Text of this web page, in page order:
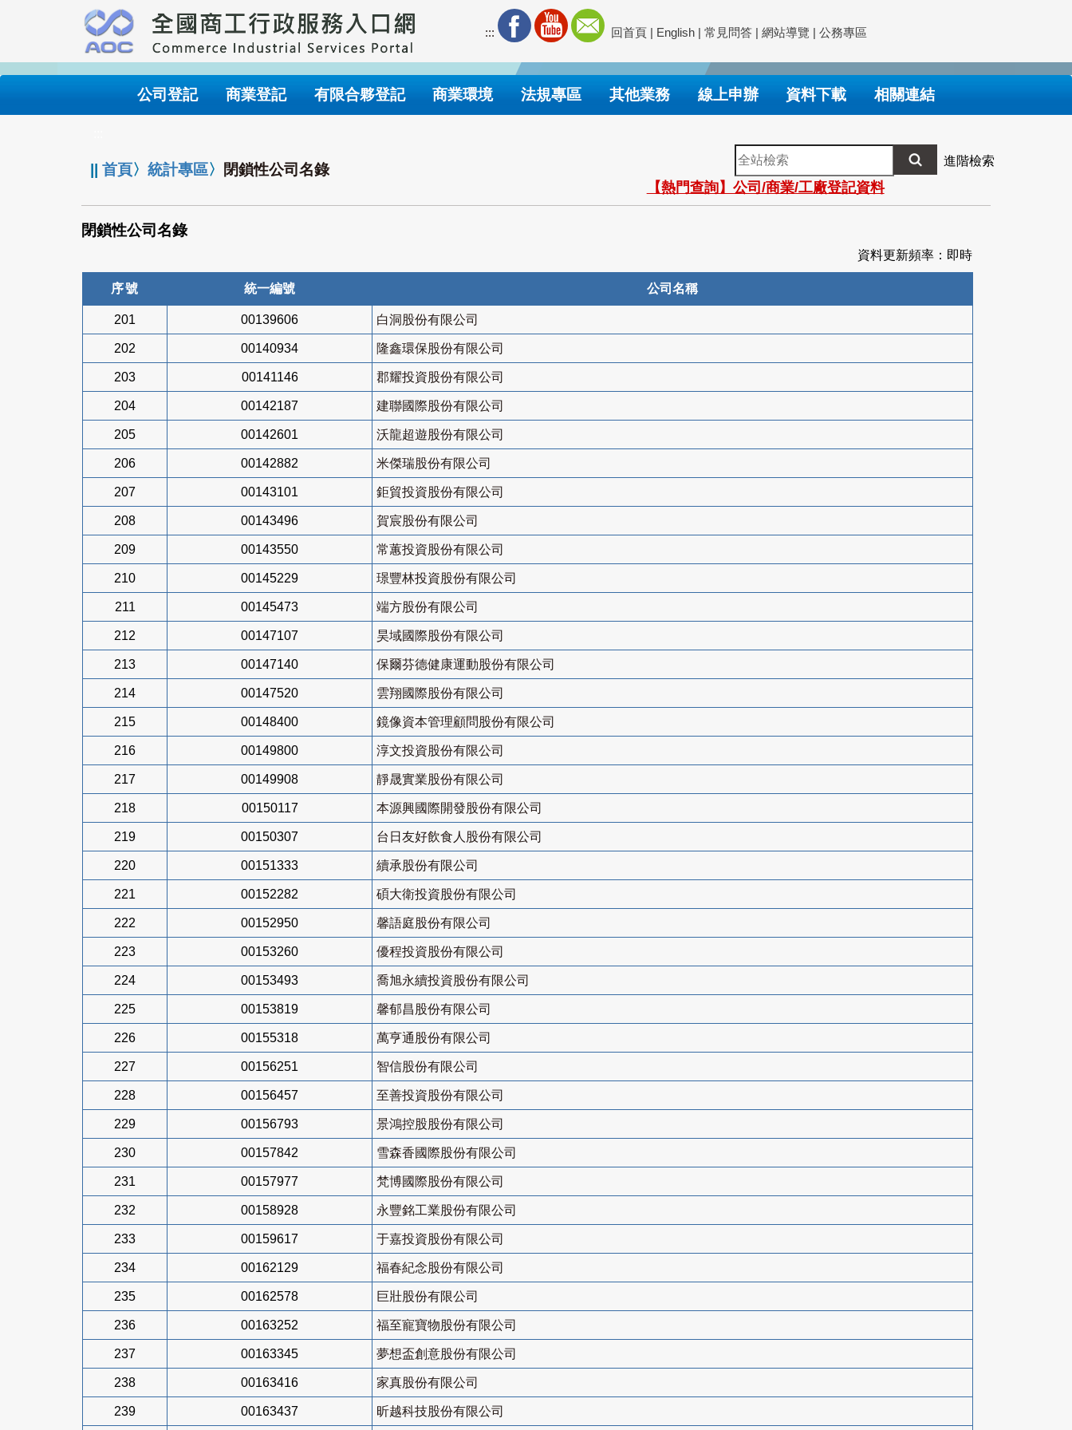
要
內
::: 回首頁 | English | 常見問答 | 網站導覽 | 公務專區
公司登記 商業登記 有限合夥登記 商業環境 法規專區 其他業務 線上申辦 資料下載 相關連結
||首頁〉統計專區〉 閉鎖性公司名錄
全
站
檢
索
進階檢索
【熱門查詢】公司/商業/工廠登記資料
閉鎖性公司名錄
資料更新頻率：即時
序號 統一編號 公司名稱
201 00139606 白洞股份有限公司
202 00140934 隆鑫環保股份有限公司
203 00141146 郡耀投資股份有限公司
204 00142187 建聯國際股份有限公司
205 00142601 沃龍超遊股份有限公司
206 00142882 米傑瑞股份有限公司
207 00143101 鉅貿投資股份有限公司
208 00143496 賀宸股份有限公司
209 00143550 常蕙投資股份有限公司
210 00145229 璟豐林投資股份有限公司
211 00145473 端方股份有限公司
212 00147107 昊域國際股份有限公司
213 00147140 保爾芬德健康運動股份有限公司
214 00147520 雲翔國際股份有限公司
215 00148400 鏡像資本管理顧問股份有限公司
216 00149800 淳文投資股份有限公司
217 00149908 靜晟實業股份有限公司
218 00150117 本源興國際開發股份有限公司
219 00150307 台日友好飲食人股份有限公司
220 00151333 續承股份有限公司
221 00152282 碩大衛投資股份有限公司
222 00152950 馨語庭股份有限公司
223 00153260 優程投資股份有限公司
224 00153493 喬旭永續投資股份有限公司
225 00153819 馨郁昌股份有限公司
226 00155318 萬亨通股份有限公司
227 00156251 智信股份有限公司
228 00156457 至善投資股份有限公司
229 00156793 景鴻控股股份有限公司
230 00157842 雪森香國際股份有限公司
231 00157977 梵博國際股份有限公司
232 00158928 永豐銘工業股份有限公司
233 00159617 于嘉投資股份有限公司
234 00162129 福春紀念股份有限公司
235 00162578 巨壯股份有限公司
236 00163252 福至寵寶物股份有限公司
237 00163345 夢想盃創意股份有限公司
238 00163416 家真股份有限公司
239 00163437 昕越科技股份有限公司